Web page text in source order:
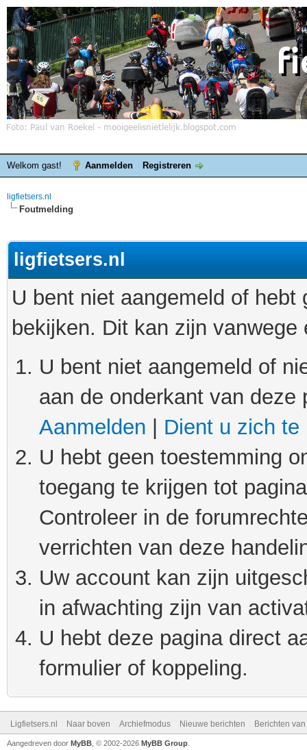
Welkom gast! Aanmelden Registreren
ligfietsers.nl
Foutmelding
ligfietsers.nl
U bent niet aangemeld of
bekijken. Dit kan zijn
U bent niet aangemeld of
aan de onderkant van
Aanmelden
Dient u zich te
U hebt geen toestemming
toegang te krijgen tot
Controleer in de
verrichten van deze
Uw account kan zijn
in afwachting zijn van
U hebt deze pagina direct
formulier of koppeling.
Ligfietsers.nl Naar boven Archiefmodus Nieuwe berichten Berichten
Aangedreven door MyBB , © 2002-2026 MyBB Group